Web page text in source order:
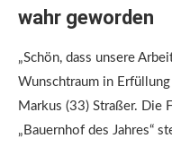
wahr geworden
„Schön, dass unsere
Wunschtraum in Erfüllung
Markus (33) Straßer. Die
„Bauernhof des Jahres“